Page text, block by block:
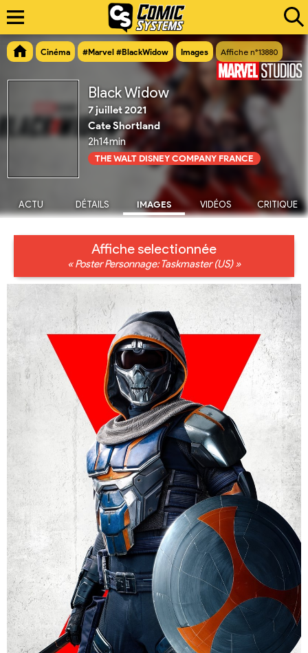
Cinéma #Marvel #BlackWidow Images Affiche n°13880
Black Widow
7 juillet 2021
Cate Shortland
2h14min
THE WALT DISNEY COMPANY FRANCE
ACTU DÉTAILS IMAGES VIDÉOS CRITIQUE
Affiche selectionnée
« Poster Personnage: Taskmaster (US) »